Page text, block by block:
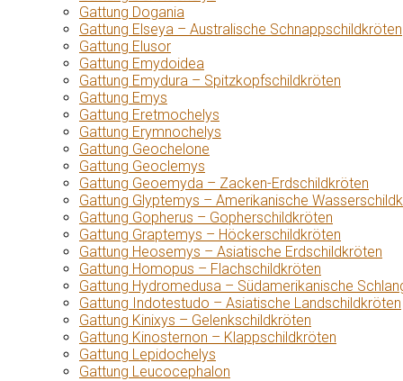
Gattung Dogania
Gattung Elseya – Australische Schnappschildkröten
Gattung Elusor
Gattung Emydoidea
Gattung Emydura – Spitzkopfschildkröten
Gattung Emys
Gattung Eretmochelys
Gattung Erymnochelys
Gattung Geochelone
Gattung Geoclemys
Gattung Geoemyda – Zacken-Erdschildkröten
Gattung Glyptemys – Amerikanische
Gattung Gopherus – Gopherschildkröten
Gattung Graptemys – Höckerschildkröten
Gattung Heosemys – Asiatische Erdschildkröten
Gattung Homopus – Flachschildkröten
Gattung Hydromedusa – Südamerikanische
Gattung Indotestudo – Asiatische Landschildkröten
Gattung Kinixys – Gelenkschildkröten
Gattung Kinosternon – Klappschildkröten
Gattung Lepidochelys
Gattung Leucocephalon